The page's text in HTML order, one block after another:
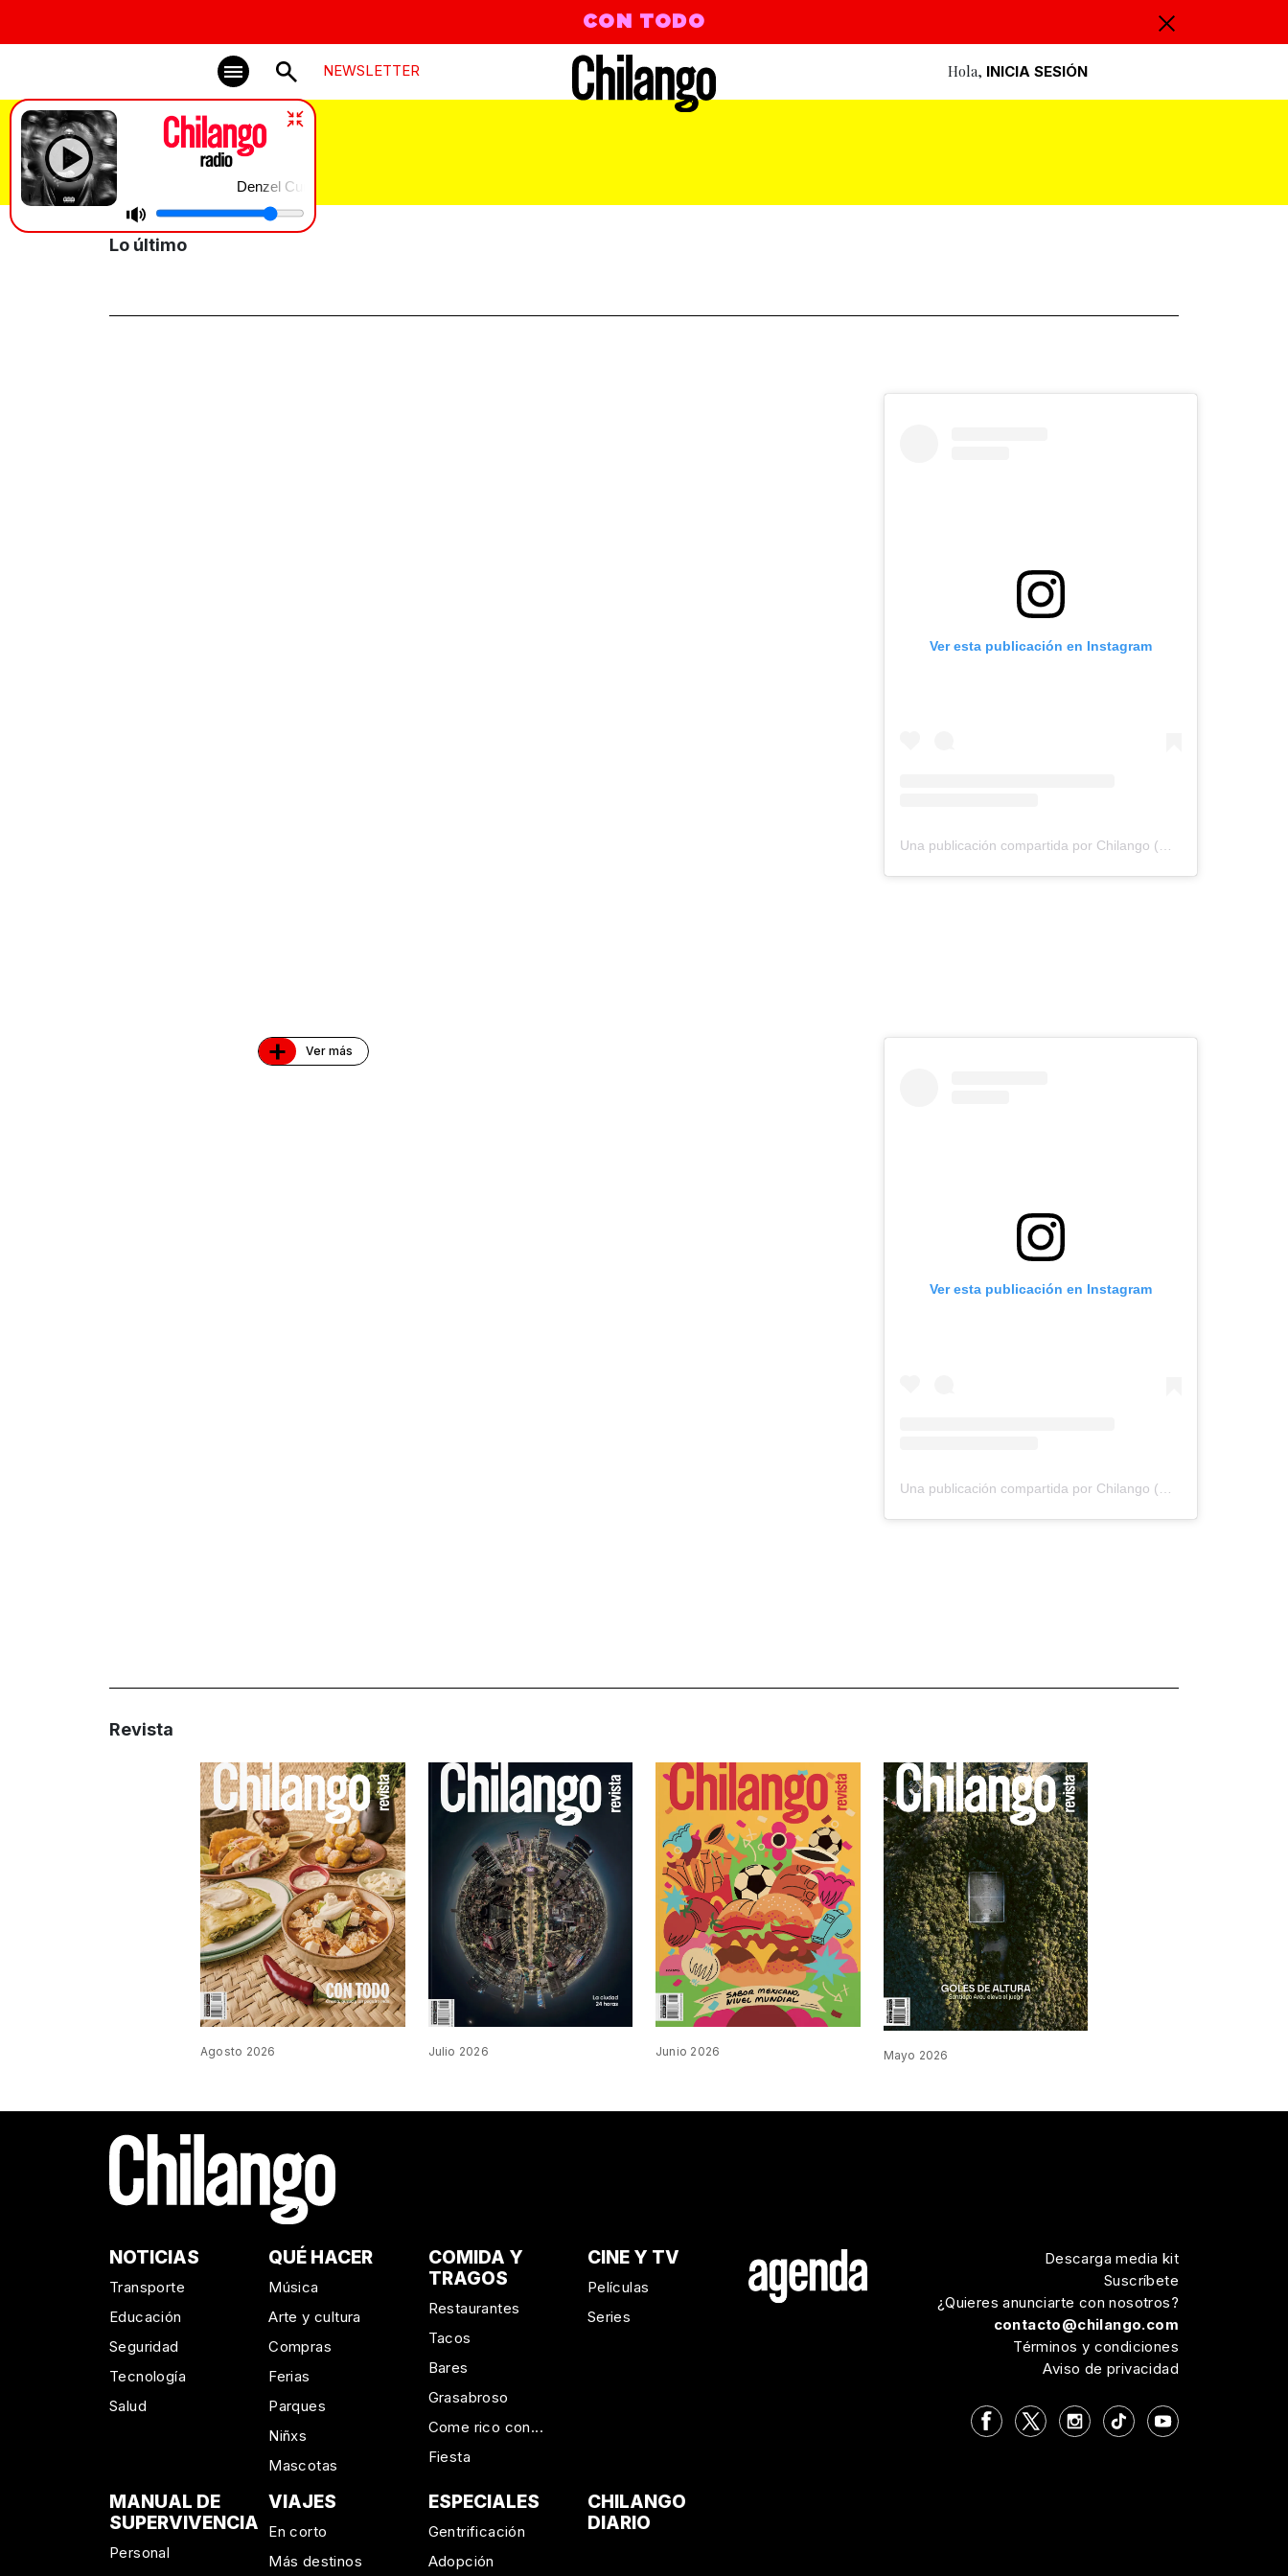
CON TODO
NEWSLETTER Hola, INICIA SESIÓN
Denzel Curry & 454 | ANOTHA LATE NITE
Sergio Pérez
Lo último
Ver esta publicación en Instagram
+ Ver más
Ver esta publicación en Instagram
Una publicación compartida por Chilango (@chilangocom)
Revista
Agosto 2026 Julio 2026 Junio 2026 Mayo 2026
NOTICIAS
Transporte
Educación
Seguridad
Tecnología
Salud
QUÉ HACER
Música
Arte y cultura
Compras
Ferias
Parques
Niñxs
Mascotas
COMIDA Y
TRAGOS
Restaurantes
Tacos
Bares
Grasabroso
Come rico con...
Fiesta
CINE Y TV
Películas
Series
MANUAL DE
SUPERVIVENCIA
Personal
VIAJES
En corto
Más destinos
ESPECIALES
Gentrificación
Adopción
CHILANGO
DIARIO
Descarga media kit
Suscríbete
¿Quieres anunciarte con nosotros?
contacto@chilango.com
Términos y condiciones
Aviso de privacidad